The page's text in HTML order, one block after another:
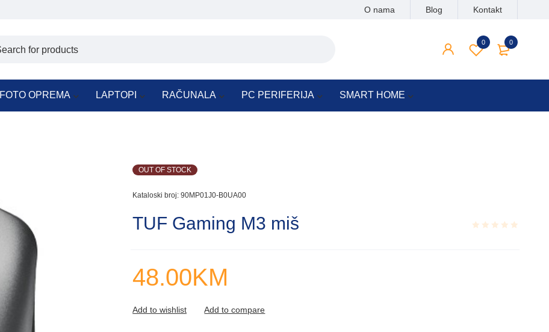
O nama Blog Kontakt
0
0
FOTO OPREMA LAPTOPI RAČUNALA PC PERIFERIJA SMART HOME
OUT OF STOCK
Kataloski broj: 90MP01J0-B0UA00
TUF Gaming M3 miš
48.00KM